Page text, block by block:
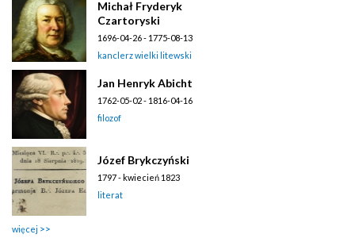
Michał Fryderyk
Czartoryski
1696-04-26 - 1775-08-13
kanclerz wielki litewski
Jan Henryk Abicht
1762-05-02 - 1816-04-16
filozof
Józef Brykczyński
1797 - kwiecień 1823
literat
więcej